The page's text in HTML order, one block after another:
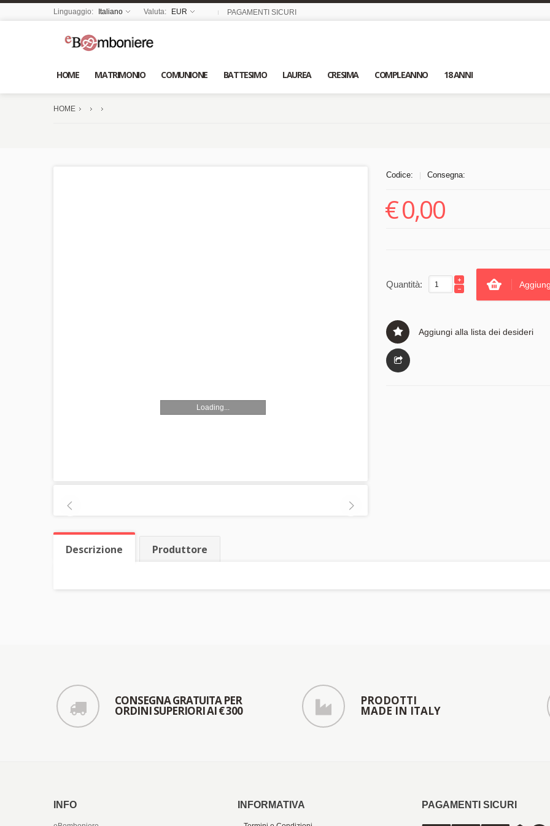
Linguaggio: Italiano Valuta: EUR PAGAMENTI SICURI
HOME MATRIMONIO COMUNIONE BATTESIMO LAUREA CRESIMA COMPLEANNO 18 ANNI
HOME
Loading...
Codice: Consegna:
€0,00
Quantità:
Aggiungi alla lista dei desideri
Descrizione Produttore
CONSEGNA GRATUITA PER
ORDINI SUPERIORI AI € 300
PRODOTTI
MADE IN ITALY
INFO INFORMATIVA PAGAMENTI SICURI